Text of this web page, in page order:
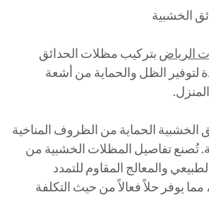
الخشبية
الرياض بتركيب مظلات الحدائق
لتوفير الظل والحماية من أشعة
الخشبية الحماية من الظروف المناخية
تُصنع تفاصيل المظلات الخشبية من
والمعالج المقاوم للتمدد
يوفر حلاً فعالاً من حيث التكلفة